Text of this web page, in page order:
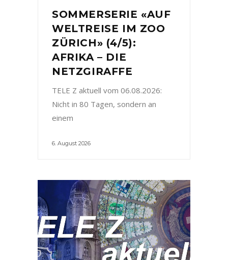
SOMMERSERIE «AUF
WELTREISE IM ZOO
ZÜRICH» (4/5):
AFRIKA – DIE
NETZGIRAFFE
TELE Z aktuell vom 06.08.2026:
Nicht in 80 Tagen, sondern an
einem
6. August 2026